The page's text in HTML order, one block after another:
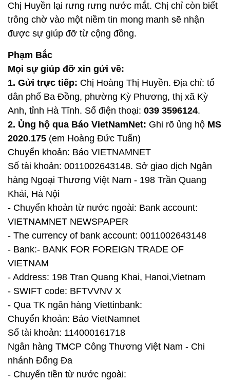
Chị Huyền lại rưng rưng nước mắt. Chị chỉ còn biết
trông chờ vào một niềm tin mong manh sẽ nhận
được sự giúp đỡ từ cộng đồng.
Phạm Bắc
Mọi sự giúp đỡ xin gửi về:
1. Gửi trực tiếp: Chị Hoàng Thị Huyền. Địa chỉ: tổ
dân phố Ba Đồng, phường Kỳ Phương, thị xã Kỳ
Anh, tỉnh Hà Tĩnh. Số điện thoại: 039 3596124.
2. Ủng hộ qua Báo VietNamNet: Ghi rõ ủng hộ MS
2020.175 (em Hoàng Đức Tuấn)
Chuyển khoản: Báo VIETNAMNET
Số tài khoản: 0011002643148. Sở giao dịch Ngân
hàng Ngoại Thương Việt Nam - 198 Trần Quang
Khải, Hà Nội
- Chuyển khoản từ nước ngoài: Bank account:
VIETNAMNET NEWSPAPER
- The currency of bank account: 0011002643148
- Bank:- BANK FOR FOREIGN TRADE OF
VIETNAM
- Address: 198 Tran Quang Khai, Hanoi,Vietnam
- SWIFT code: BFTVVNV X
- Qua TK ngân hàng Viettinbank:
Chuyển khoản: Báo VietNamnet
Số tài khoản: 114000161718
Ngân hàng TMCP Công Thương Việt Nam - Chi
nhánh Đống Đa
- Chuyển tiền từ nước ngoài: